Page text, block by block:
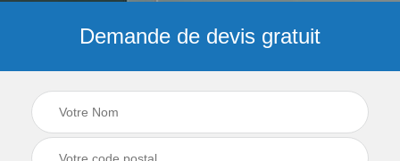
Demande de devis gratuit